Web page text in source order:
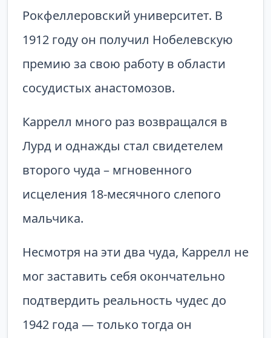
Рокфеллеровский университет. В
1912 году он получил Нобелевскую
премию за свою работу в области
сосудистых анастомозов.
Каррелл много раз возвращался в
Лурд и однажды стал свидетелем
второго чуда – мгновенного
исцеления 18-месячного слепого
мальчика.
Несмотря на эти два чуда, Каррелл не
мог заставить себя окончательно
подтвердить реальность чудес до
1942 года — только тогда он